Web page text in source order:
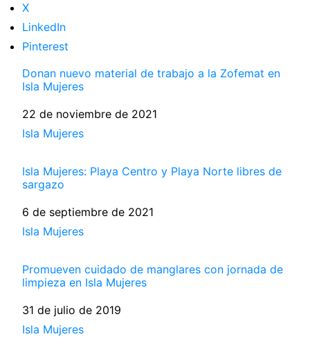
X
LinkedIn
Pinterest
Donan nuevo material de trabajo a la Zofemat en
Isla Mujeres
Fecha
22 de noviembre de 2021
Respecto a
Isla Mujeres
Isla Mujeres: Playa Centro y Playa Norte libres de
sargazo
Fecha
6 de septiembre de 2021
Respecto a
Isla Mujeres
Promueven cuidado de manglares con jornada de
limpieza en Isla Mujeres
Fecha
31 de julio de 2019
Respecto a
Isla Mujeres